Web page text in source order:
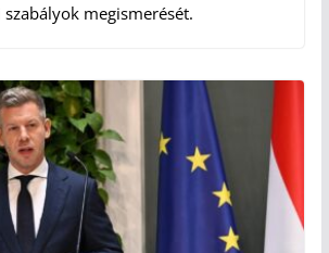
megismerését.